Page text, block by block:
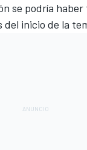
se podría haber
inicio de la